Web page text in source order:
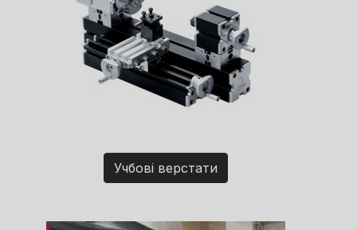
Учбові верстати